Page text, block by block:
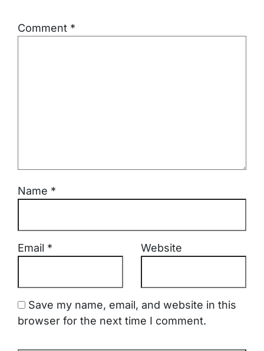
Comment *
Name *
Email * Website
Save my name, email, and website in this
browser for the next time I comment.